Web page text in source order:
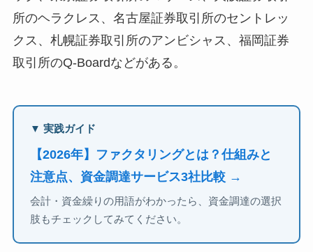
所のヘラクレス、名古屋証券取引所のセントレッ
クス、札幌証券取引所のアンビシャス、福岡証券
取引所のQ-Boardなどがある。
▼ 実践ガイド
【2026年】ファクタリングとは？仕組みと
注意点、資金調達サービス3社比較 →
会計・資金繰りの用語がわかったら、資金調達の選択
肢もチェックしてみてください。